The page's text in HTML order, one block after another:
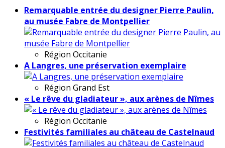
Remarquable entrée du designer Pierre Paulin,
au musée Fabre de Montpellier
Région Occitanie
A Langres, une préservation exemplaire
Région Grand Est
« Le rêve du gladiateur », aux arènes de Nîmes
Région Occitanie
Festivités familiales au château de Castelnaud